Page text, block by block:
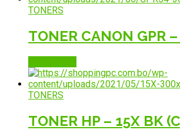
TONERS
TONER CANON GPR
TONERS
TONER HP – 15X BK